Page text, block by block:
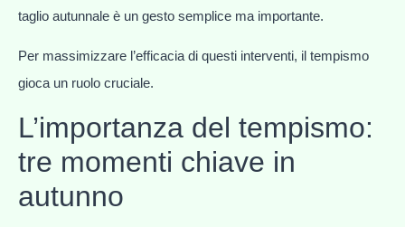
taglio autunnale è un gesto semplice ma importante.
Per massimizzare l’efficacia di questi interventi, il tempismo
gioca un ruolo cruciale.
L’importanza del tempismo:
tre momenti chiave in
autunno